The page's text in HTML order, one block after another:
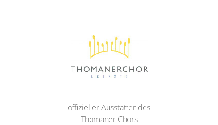
offizieller Ausstatter des
Thomaner Chors